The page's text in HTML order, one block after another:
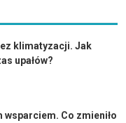
klimatyzacji. Jak
upałów?
wsparciem. Co zmieniło